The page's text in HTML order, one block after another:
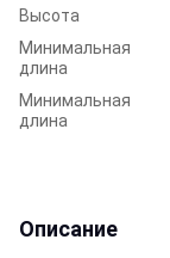
Высота
Минимальная
длина
Минимальная
длина
Описание